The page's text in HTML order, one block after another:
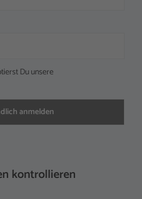
Du unsere
kontrollieren